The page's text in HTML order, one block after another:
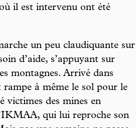
il est intervenu ont été
un peu claudiquante sur
d’aide, s’appuyant sur
montagnes. Arrivé dans
rampe à même le sol pour le
victimes des mines en
qui lui reproche son